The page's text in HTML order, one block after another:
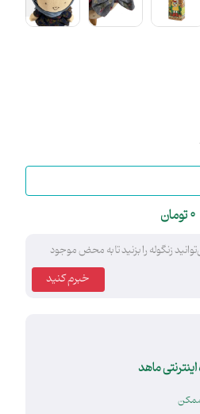
0تومان
زنگوله را بزنید تا به محض موجود
ماهد
ممکن